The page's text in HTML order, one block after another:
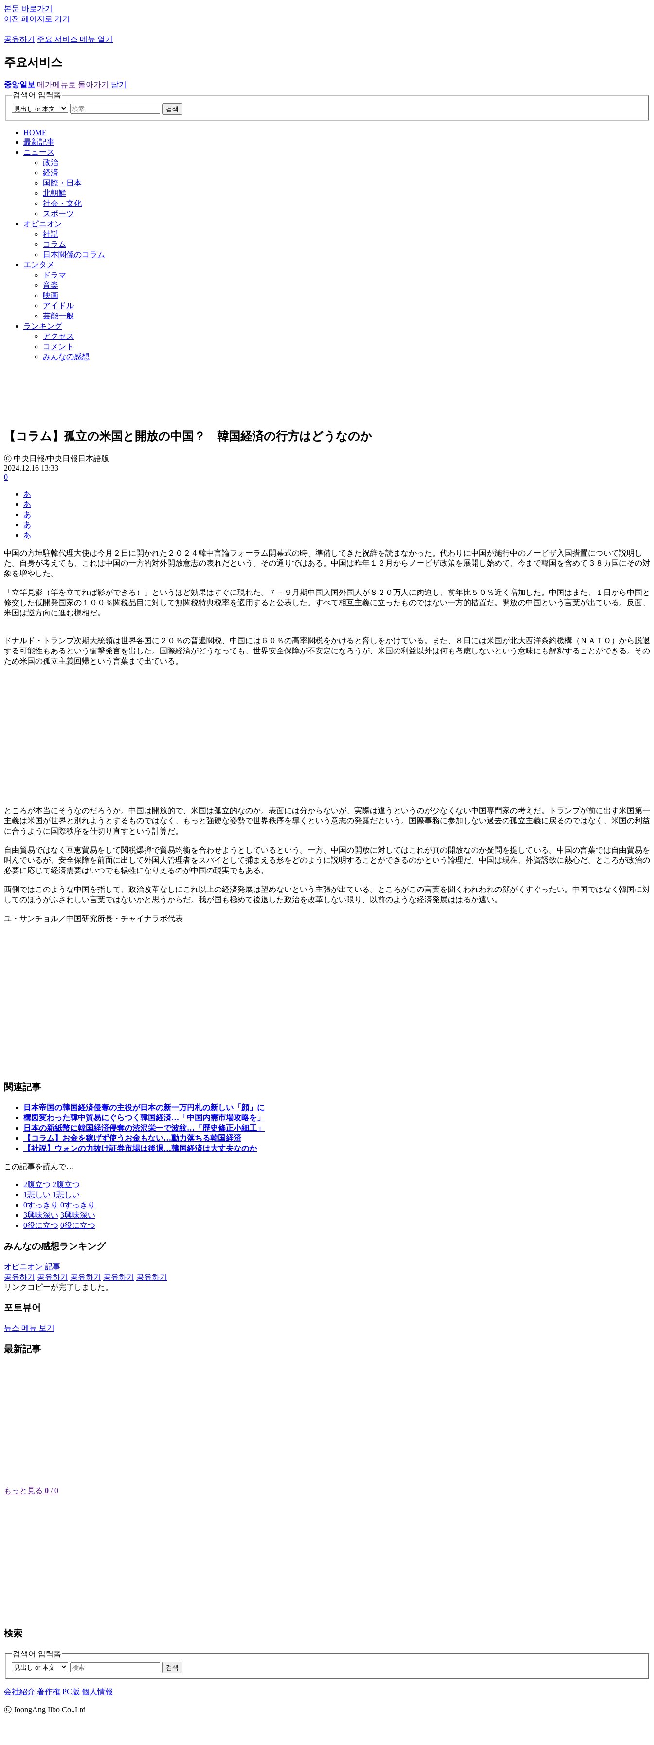
본문 바로가기
이전 페이지로 가기
공유하기 주요 서비스 메뉴 열기
주요서비스
중앙일보 메가메뉴로 돌아가기
닫기
검색어 입력폼
검색
HOME
最新記事
ニュース
政治
経済
国際・日本
北朝鮮
社会・文化
スポーツ
オピニオン
社説
コラム
日本関係のコラム
エンタメ
ドラマ
音楽
映画
アイドル
芸能一般
ランキング
アクセス
コメント
みんなの感想
【コラム】孤立の米国と開放の中国？ 韓国経済の行方はどうなのか
ⓒ 中央日報/中央日報日本語版
2024.12.16 13:33
0
あ
あ
あ
あ
あ
中国の方坤駐韓代理大使は今月２日に開かれた２０２４韓中言論フォーラム開幕式の時、準備してきた祝辞を読まなかった。代わりに中国が施行中のノービザ入国措置について説明し
た。自身が考えても、これは中国の一方的対外開放意志の表れだという。その通りではある。中国は昨年１２月からノービザ政策を展開し始めて、今まで韓国を含めて３８カ国にその対
象を増やした。
「立竿見影（竿を立てれば影ができる）」というほど効果はすぐに現れた。７－９月期中国入国外国人が８２０万人に肉迫し、前年比５０％近く増加した。中国はまた、１日から中国と
修交した低開発国家の１００％関税品目に対して無関税特典税率を適用すると公表した。すべて相互主義に立ったものではない一方的措置だ。開放の中国という言葉が出ている。反面、
米国は逆方向に進む様相だ。
ドナルド・トランプ次期大統領は世界各国に２０％の普遍関税、中国には６０％の高率関税をかけると脅しをかけている。また、８日には米国が北大西洋条約機構（ＮＡＴＯ）から脱退
する可能性もあるという衝撃発言を出した。国際経済がどうなっても、世界安全保障が不安定になろうが、米国の利益以外は何も考慮しないという意味にも解釈することができる。その
ため米国の孤立主義回帰という言葉まで出ている。
ところが本当にそうなのだろうか。中国は開放的で、米国は孤立的なのか。表面には分からないが、実際は違うというのが少なくない中国専門家の考えだ。トランプが前に出す米国第一
主義は米国が世界と別れようとするものではなく、もっと強硬な姿勢で世界秩序を導くという意志の発露だという。国際事務に参加しない過去の孤立主義に戻るのではなく、米国の利益
に合うように国際秩序を仕切り直すという計算だ。
自由貿易ではなく互恵貿易をして関税爆弾で貿易均衡を合わせようとしているという。一方、中国の開放に対してはこれが真の開放なのか疑問を提している。中国の言葉では自由貿易を
叫んでいるが、安全保障を前面に出して外国人管理者をスパイとして捕まえる形をどのように説明することができるのかという論理だ。中国は現在、外資誘致に熱心だ。ところが政治の
必要に応じて経済需要はいつでも犠牲になりえるのが中国の現実でもある。
西側ではこのような中国を指して、政治改革なしにこれ以上の経済発展は望めないという主張が出ている。ところがこの言葉を聞くわれわれの顔がくすぐったい。中国ではなく韓国に対
してのほうがふさわしい言葉ではないかと思うからだ。我が国も極めて後退した政治を改革しない限り、以前のような経済発展ははるか遠い。
ユ・サンチョル／中国研究所長・チャイナラボ代表
関連記事
日本帝国の韓国経済侵奪の主役が日本の新一万円札の新しい「顔」に
構図変わった韓中貿易にぐらつく韓国経済…「中国内需市場攻略を」
日本の新紙幣に韓国経済侵奪の渋沢栄一で波紋…「歴史修正小細工」
【コラム】お金を稼げず使うお金もない…動力落ちる韓国経済
【社説】ウォンの力抜け証券市場は後退…韓国経済は大丈夫なのか
この記事を読んで…
2腹立つ 2腹立つ
1悲しい 1悲しい
0すっきり 0すっきり
3興味深い 3興味深い
0役に立つ 0役に立つ
みんなの感想ランキング
オピニオン 記事
공유하기
공유하기 공유하기 공유하기
공유하기
リンクコピーが完了しました。
포토뷰어
뉴스 메뉴 보기
最新記事
もっと見る 0 / 0
検索
검색어 입력폼
검색
会社紹介 著作権 PC版 個人情報
ⓒ JoongAng Ilbo Co.,Ltd